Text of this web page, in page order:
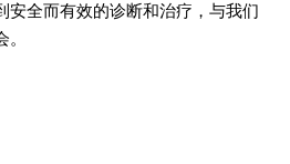
安全而有效的诊断和治疗，与我们